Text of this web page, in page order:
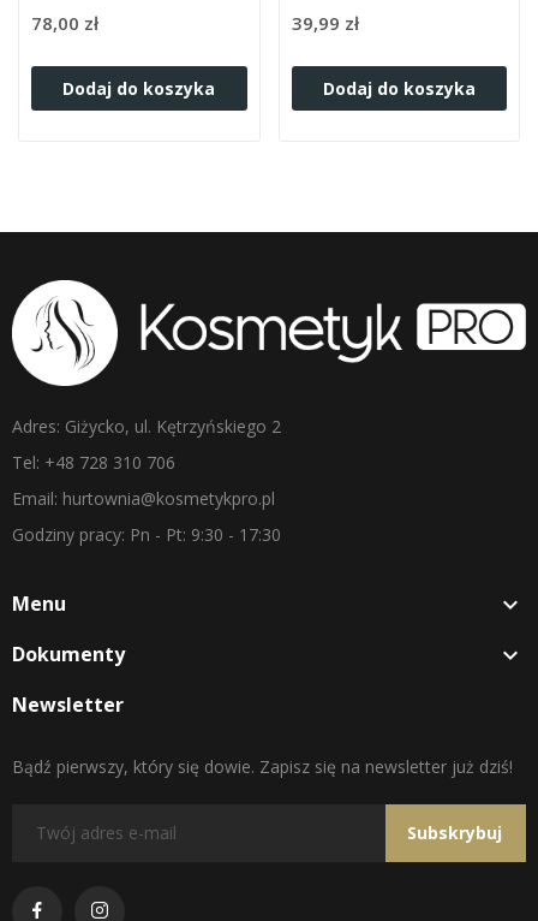
78,00 zł
Dodaj do koszyka
39,99 zł
Dodaj do koszyka
Adres: Giżycko, ul. Kętrzyńskiego 2
Tel: +48 728 310 706
Email: hurtownia@kosmetykpro.pl
Godziny pracy: Pn - Pt: 9:30 - 17:30
Menu 
Dokumenty 
Newsletter
Bądź pierwszy, który się dowie. Zapisz się na newsletter już dziś!
Subskrybuj